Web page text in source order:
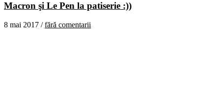
Macron şi Le Pen la patiserie :))
8 mai 2017 /fără comentarii